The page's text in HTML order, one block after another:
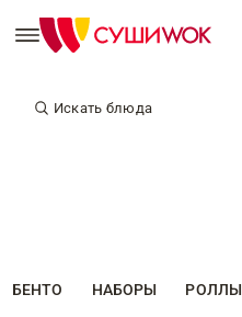
Искать блюда
БЕНТО НАБОРЫ РОЛЛЫ